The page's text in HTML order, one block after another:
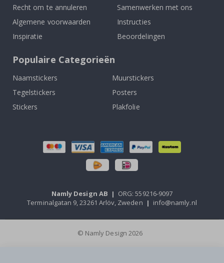
Recht om te annuleren
Algemene voorwaarden
Inspiratie
Samenwerken met ons
Instructies
Beoordelingen
Populaire Categorieën
Naamstickers
Muurstickers
Tegelstickers
Posters
Stickers
Plakfolie
Namly Design AB | ORG: 559216-9097
Terminalgatan 9, 23261 Arlöv, Zweden | info@namly.nl
© Namly Design 2026